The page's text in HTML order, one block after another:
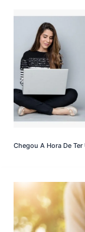
Chegou A Hora De